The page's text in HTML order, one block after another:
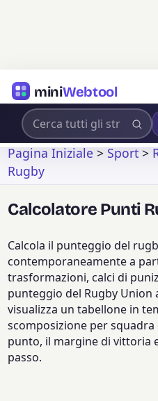
miniWebtool
Pagina Iniziale>Sport>
Rugby
Calcolatore Punti
Calcola il punteggio del
contemporaneamente a
trasformazioni, calci di
punteggio del Rugby Union
visualizza un tabellone in
scomposizione per
punto, il margine di vittoria
passo.